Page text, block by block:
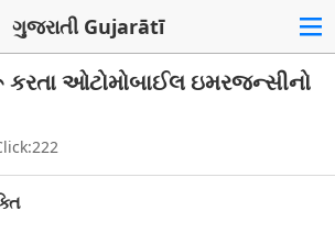
ગુજરાતી Gujarātī
કરતા ઓટોમોબાઈલ ઇમરજન્સીનો